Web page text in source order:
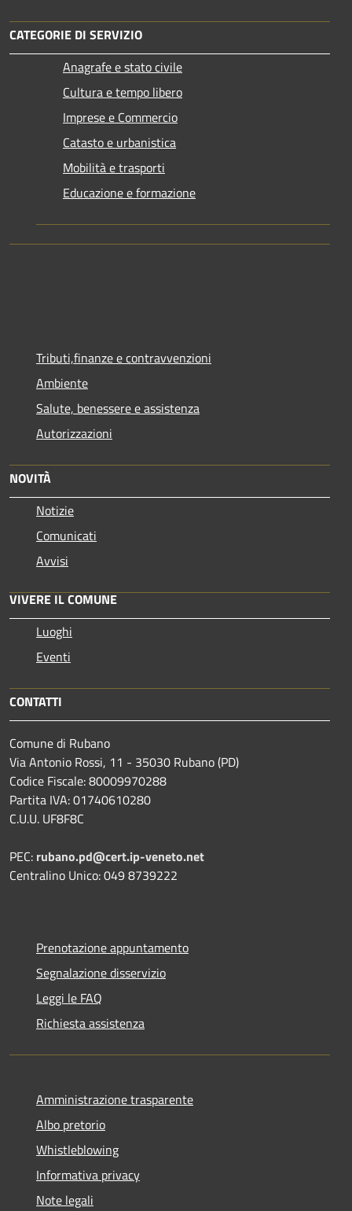
CATEGORIE DI SERVIZIO
Anagrafe e stato civile
Cultura e tempo libero
Imprese e Commercio
Catasto e urbanistica
Mobilità e trasporti
Educazione e formazione
Tributi,finanze e contravvenzioni
Ambiente
Salute, benessere e assistenza
Autorizzazioni
NOVITÀ
Notizie
Comunicati
Avvisi
VIVERE IL COMUNE
Luoghi
Eventi
CONTATTI
Comune di Rubano
Via Antonio Rossi, 11 - 35030 Rubano (PD)
Codice Fiscale: 80009970288
Partita IVA: 01740610280
C.U.U. UF8F8C
PEC: rubano.pd@cert.ip-veneto.net
Centralino Unico: 049 8739222
Prenotazione appuntamento
Segnalazione disservizio
Leggi le FAQ
Richiesta assistenza
Amministrazione trasparente
Albo pretorio
Whistleblowing
Informativa privacy
Note legali